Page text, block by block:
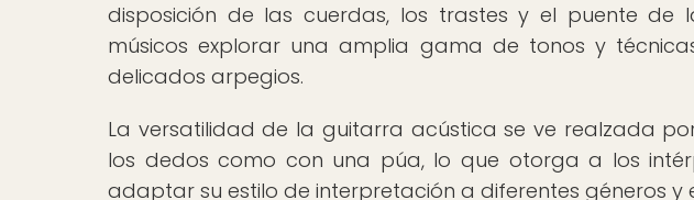
disposición de las cuerdas, los trastes y el puente
músicos explorar una amplia gama de tonos y
delicados arpegios.
La versatilidad de la guitarra acústica se ve realzada
los dedos como con una púa, lo que otorga a los
adaptar su estilo de interpretación a diferentes géneros y